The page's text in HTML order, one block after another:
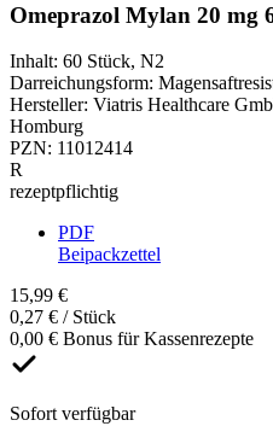
Omeprazol Mylan 20 mg
Inhalt: 60 Stück, N2
Darreichungsform:
Hersteller: Viatris Healthcare
Homburg
PZN: 11012414
R
rezeptpflichtig
PDF
Beipackzettel
15,99 €
0,27 € / Stück
0,00 € Bonus für Kassenrezepte
Sofort verfügbar